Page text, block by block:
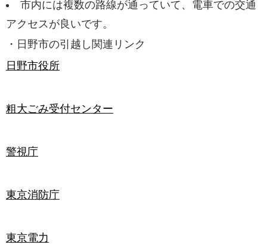
市内には複数の路線が通っていて、電車での交通
アクセスが良いです。
・日野市の引越し関連リンク
日野市役所
粗大ごみ受付センター
警視庁
東京消防庁
東京電力